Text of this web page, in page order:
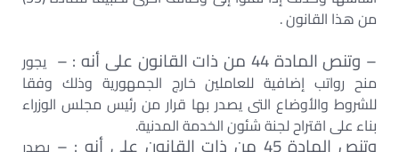
من هذا القانون .
– وتنص المادة 44 من ذات القانون على أنه : –
يجور
منح رواتب إضافية للعاملين خارج الجمهورية وذلك وفقا
للشروط والأوضاع التى يصدر بها قرار من رئيس مجلس الوزراء
بناء على اقتراح لجنة شئون الخدمة المدنية.
يصدر